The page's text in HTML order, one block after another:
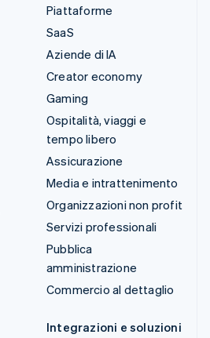
Piattaforme
SaaS
Aziende di IA
Creator economy
Gaming
Ospitalità, viaggi e
tempo libero
Assicurazione
Media e intrattenimento
Organizzazioni non profit
Servizi professionali
Pubblica
amministrazione
Commercio al dettaglio
Integrazioni e soluzioni